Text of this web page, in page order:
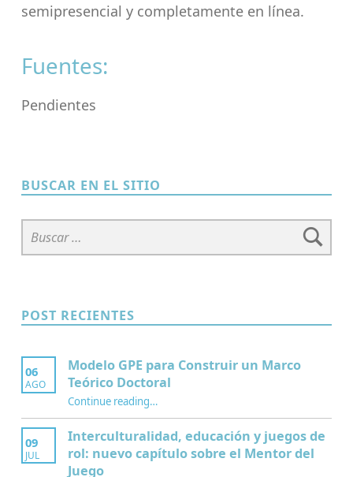
semipresencial y completamente en línea.
Fuentes:
Pendientes
BUSCAR EN EL SITIO
Buscar:
POST RECIENTES
06
AGO
Modelo GPE para Construir un Marco
Teórico Doctoral
Continue reading“Modelo GPE para Construir un Marco Teórico Doctoral”
…
09
JUL
Interculturalidad, educación y juegos de
rol: nuevo capítulo sobre el Mentor del
Juego